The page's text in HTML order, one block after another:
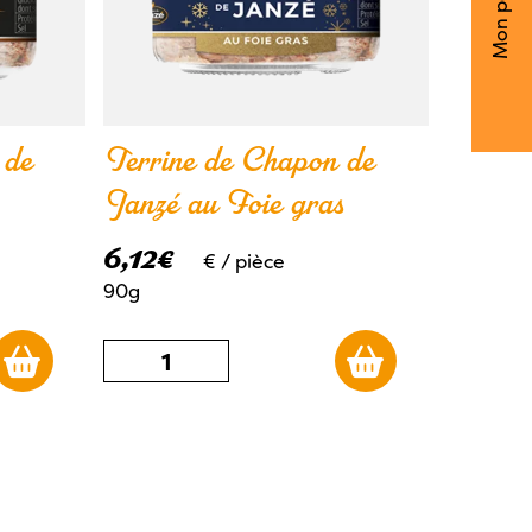
Terrine de Chapon de
Janzé au Foie gras
6,12€ € / pièce
90g
quantité
de